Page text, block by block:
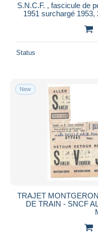
Maestro
Seller's residence
S.N.C.F. , fascicule de
1951 surchargé
Status
New
TRAJET
DE TRAIN - SNCF